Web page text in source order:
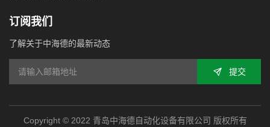
订阅我们
了解关于中海德的最新动态
提交
Copyright © 2022 青岛中海德自动化设备有限公司 版权所有